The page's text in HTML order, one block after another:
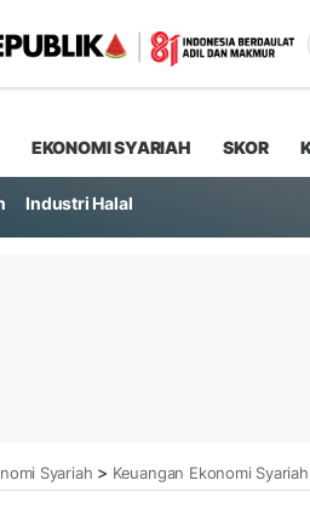
EKONOMI SYARIAH SKOR
Industri Halal
Syariah > Keuangan Ekonomi Syariah